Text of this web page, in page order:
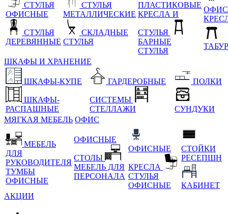
СТУЛЬЯ
ОФИСНЫЕ
СТУЛЬЯ
ДЕРЕВЯННЫЕ
СТУЛЬЯ
МЕТАЛЛИЧЕСКИЕ
СКЛАДНЫЕ
СТУЛЬЯ
ПЛАСТИКОВЫЕ
КРЕСЛА И
СТУЛЬЯ
БАРНЫЕ
СТУЛЬЯ
ШКАФЫ И ХРАНЕНИЕ
ШКАФЫ-КУПЕ
ШКАФЫ-
РАСПАШНЫЕ
ГАРДЕРОБНЫЕ
СИСТЕМЫ
СТЕЛЛАЖИ
ПОЛКИ
СУНДУКИ
МЯГКАЯ МЕБЕЛЬ ОФИС
МЕБЕЛЬ
ДЛЯ
РУКОВОДИТЕЛЯ
ТУМБЫ
ОФИСНЫЕ
ОФИСНЫЕ
СТОЛЫ
МЕБЕЛЬ ДЛЯ
ПЕРСОНАЛА
ОФИСНЫЕ
КРЕСЛА
СТУЛЬЯ
ОФИСНЫЕ
СТОЙКИ
РЕСЕПШН
КАБИНЕТ
АКЦИИ